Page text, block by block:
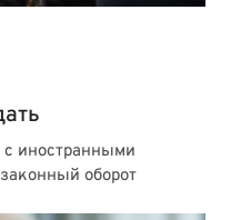
с иностранными
оборот